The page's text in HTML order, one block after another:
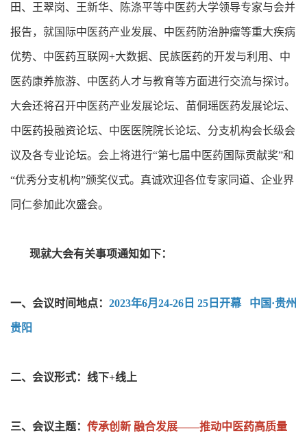
田、王翠岗、王新华、陈涤平等中医药大学领导专家与会并
报告，就国际中医药产业发展、中医药防治肿瘤等重大疾病
优势、中医药互联网+大数据、民族医药的开发与利用、中
医药康养旅游、中医药人才与教育等方面进行交流与探讨。
大会还将召开中医药产业发展论坛、苗侗瑶医药发展论坛、
中医药投融资论坛、中医医院院长论坛、分支机构会长级会
议及各专业论坛。会上将进行“第七届中医药国际贡献奖”和
“优秀分支机构”颁奖仪式。真诚欢迎各位专家同道、企业界
同仁参加此次盛会。
现就大会有关事项通知如下：
一、会议时间地点： 2023年6月24-26日 25日开幕 中国·贵州
贵阳
二、会议形式：线下+线上
三、会议主题： 传承创新 融合发展——推动中医药高质量